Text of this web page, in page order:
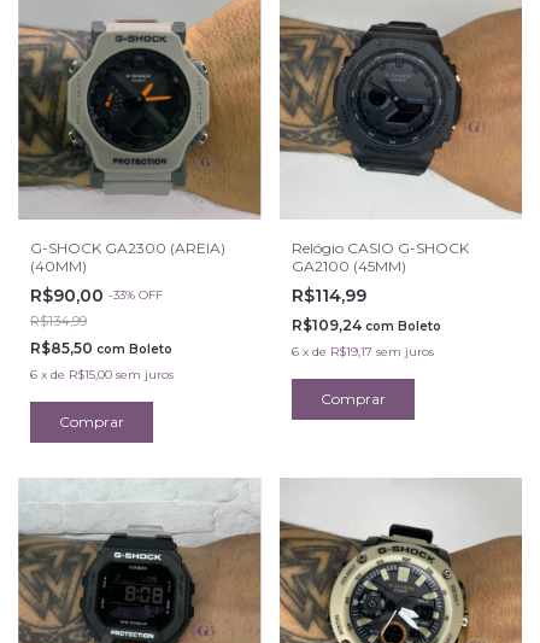
G-SHOCK GA2300 (AREIA)
(40MM)
R$90,00 -33% OFF
R$134,99
R$85,50 com Boleto
6 x de R$15,00 sem juros
Relógio CASIO G-SHOCK
GA2100 (45MM)
R$114,99
R$109,24 com Boleto
6 x de R$19,17 sem juros